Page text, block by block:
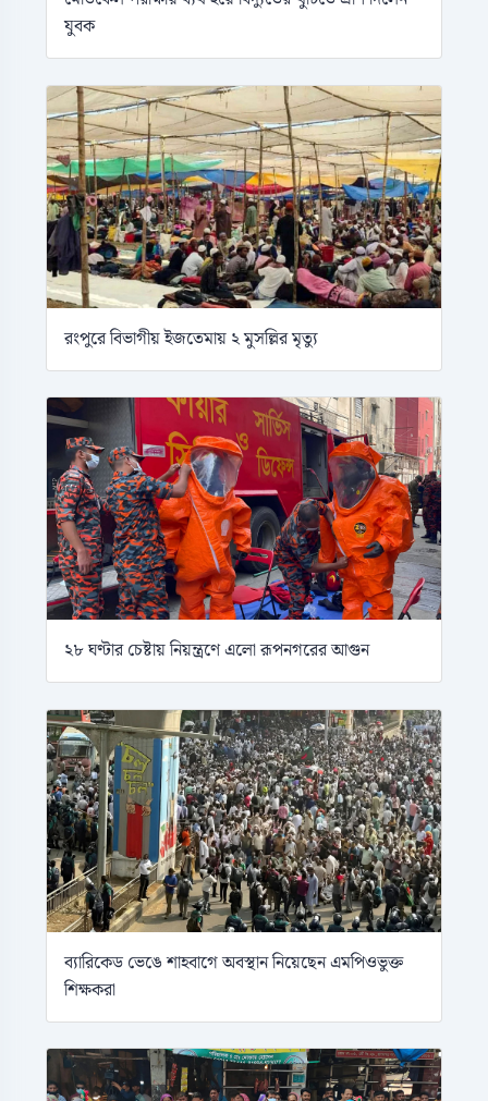
যুবক
রংপুরে বিভাগীয় ইজতেমায় ২ মুসল্লির মৃত্যু
২৮ ঘণ্টার চেষ্টায় নিয়ন্ত্রণে এলো রূপনগরের আগুন
ব্যারিকেড ভেঙে শাহবাগে অবস্থান নিয়েছেন এমপিওভুক্ত
শিক্ষকরা